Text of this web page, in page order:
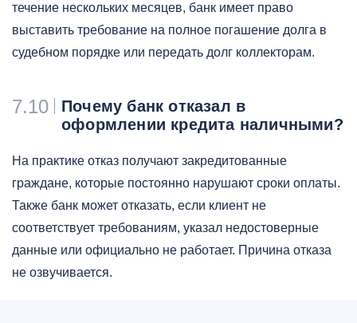
течение нескольких месяцев, банк имеет право
выставить требование на полное погашение долга в
судебном порядке или передать долг коллекторам.
7.10
Почему банк отказал в
оформлении кредита наличными?
На практике отказ получают закредитованные
граждане, которые постоянно нарушают сроки оплаты.
Также банк может отказать, если клиент не
соответствует требованиям, указал недостоверные
данные или официально не работает. Причина отказа
не озвучивается.